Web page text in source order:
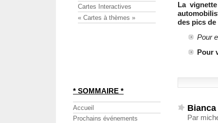
La
des pics
Pour
Pour
Par
Cartes Interactives
« Cartes à thèmes »
* SOMMAIRE *
Accueil
Prochains événements